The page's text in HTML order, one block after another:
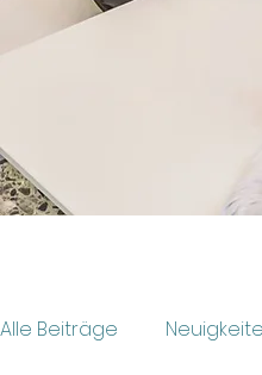
Alle Beiträge